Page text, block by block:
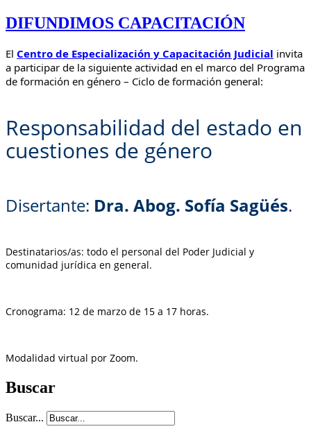
DIFUNDIMOS CAPACITACIÓN
El Centro de Especialización y Capacitación Judicial invita
a participar de la siguiente actividad en el marco del Programa
de formación en género – Ciclo de formación general:
Responsabilidad del estado en
cuestiones de género
Disertante: Dra. Abog. Sofía Sagüés.
Destinatarios/as: todo el personal del Poder Judicial y
comunidad jurídica en general.
Cronograma: 12 de marzo de 15 a 17 horas.
Modalidad virtual por Zoom.
Buscar
Buscar...